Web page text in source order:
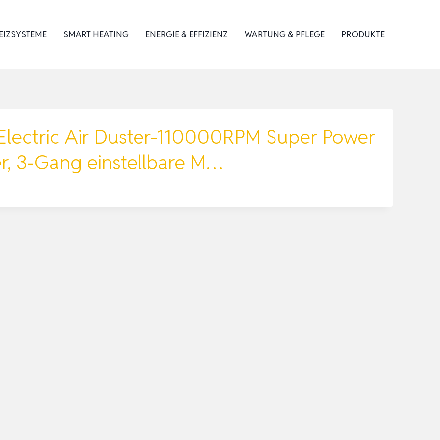
SMART HEATING ENERGIE & EFFIZIENZ WARTUNG & PFLEGE PRODUKTE
Air Duster-110000RPM Super Power
3-Gang einstellbare M…